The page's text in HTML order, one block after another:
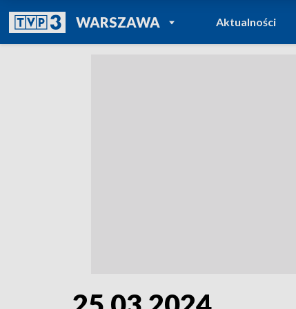
WARSZAWAPOWRÓT DO
TVP REGIONY
Aktualności